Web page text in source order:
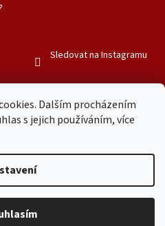
Dalším procházením
s jejich používáním, více
Sledovat na Instagramu
. Všechna práva vyhrazena.Upravit
cookies